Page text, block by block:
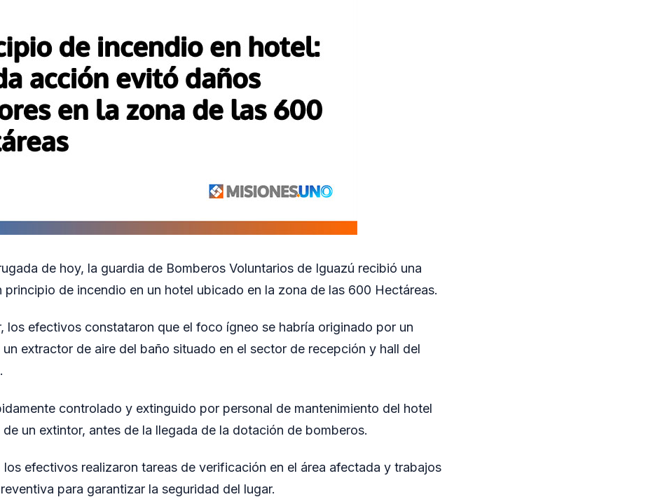
de hoy, la guardia de Bomberos Voluntarios de Iguazú recibió una
principio de incendio en un hotel ubicado en la zona de las 600 Hectáreas.
los efectivos constataron que el foco ígneo se habría originado por un
extractor de aire del baño situado en el sector de recepción y hall del
controlado y extinguido por personal de mantenimiento del hotel
de un extintor, antes de la llegada de la dotación de bomberos.
los efectivos realizaron tareas de verificación en el área afectada y trabajos
para garantizar la seguridad del lugar.